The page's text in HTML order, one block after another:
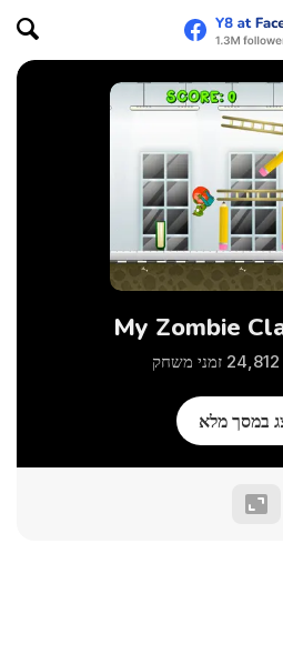
My Zombie
24,812 זמני משחק
במסך מלא